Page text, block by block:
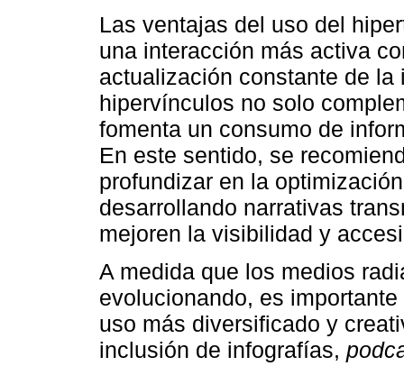
Las ventajas del uso del
una interacción más activa
actualización constante de
hipervínculos no solo
fomenta un consumo de
En este sentido, se
profundizar en la
desarrollando narrativas
mejoren la visibilidad y
A medida que los medios
evolucionando, es
uso más diversificado y
inclusión de infografías,